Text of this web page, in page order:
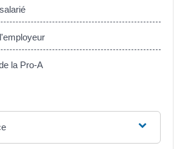
la Pro-A